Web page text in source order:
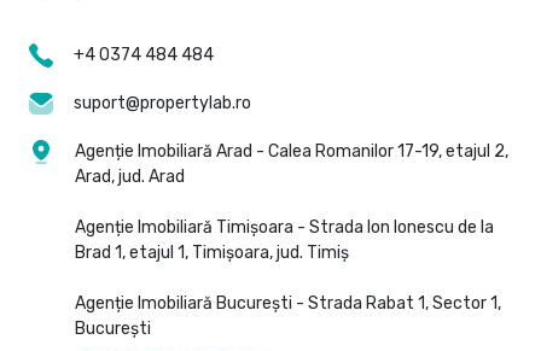
+4 0374 484 484
suport@propertylab.ro
Agenție Imobiliară Arad - Calea Romanilor 17-19, etajul 2,
Arad, jud. Arad
Agenție Imobiliară Timișoara - Strada Ion Ionescu de la
Brad 1, etajul 1, Timișoara, jud. Timiș
Agenție Imobiliară București - Strada Rabat 1, Sector 1,
București